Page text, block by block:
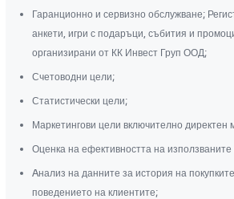
Гаранционно и сервизно обслужване;
анкети, игри с подаръци, събития и
организирани от КК Инвест Груп ООД;
Счетоводни цели;
Статистически цели;
Маркетингови цели включително директен
Оценка на ефективността на използваните
Aнализ на данните за история на
поведението на клиентите;